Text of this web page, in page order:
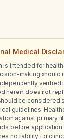
Medical
is intended for
making should
verified
herein does not
be considered
guidelines.
against primary
before application
no liability for